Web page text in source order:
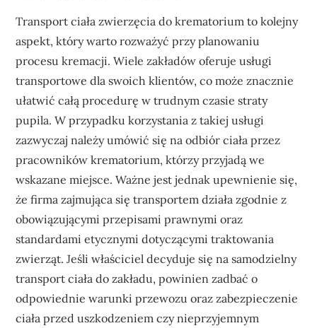
Transport ciała zwierzęcia do krematorium to kolejny
aspekt, który warto rozważyć przy planowaniu
procesu kremacji. Wiele zakładów oferuje usługi
transportowe dla swoich klientów, co może znacznie
ułatwić całą procedurę w trudnym czasie straty
pupila. W przypadku korzystania z takiej usługi
zazwyczaj należy umówić się na odbiór ciała przez
pracowników krematorium, którzy przyjadą we
wskazane miejsce. Ważne jest jednak upewnienie się,
że firma zajmująca się transportem działa zgodnie z
obowiązującymi przepisami prawnymi oraz
standardami etycznymi dotyczącymi traktowania
zwierząt. Jeśli właściciel decyduje się na samodzielny
transport ciała do zakładu, powinien zadbać o
odpowiednie warunki przewozu oraz zabezpieczenie
ciała przed uszkodzeniem czy nieprzyjemnym